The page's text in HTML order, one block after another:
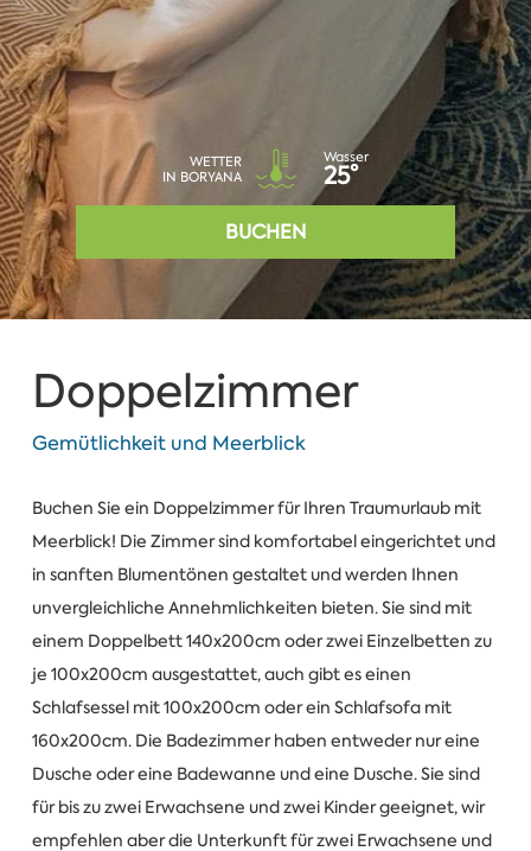
WETTER
IN BORYANA
Wasser
25°
BUCHEN
Doppelzimmer
Gemütlichkeit und Meerblick
Buchen Sie ein Doppelzimmer für Ihren Traumurlaub mit
Meerblick! Die Zimmer sind komfortabel eingerichtet und
in sanften Blumentönen gestaltet und werden Ihnen
unvergleichliche Annehmlichkeiten bieten. Sie sind mit
einem Doppelbett 140x200cm oder zwei Einzelbetten zu
je 100x200cm ausgestattet, auch gibt es einen
Schlafsessel mit 100x200cm oder ein Schlafsofa mit
160x200cm. Die Badezimmer haben entweder nur eine
Dusche oder eine Badewanne und eine Dusche. Sie sind
für bis zu zwei Erwachsene und zwei Kinder geeignet, wir
empfehlen aber die Unterkunft für zwei Erwachsene und